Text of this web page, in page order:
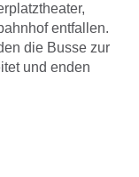
entfallen.
die Busse zur
und enden